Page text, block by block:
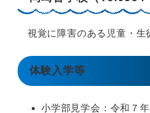
視覚に障害のある児童・生
体験入学等
小学部見学会：令和７